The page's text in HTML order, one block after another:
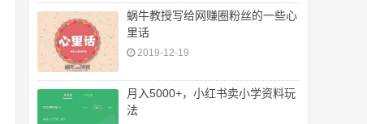
蜗牛教授写给网赚圈粉丝的一些心
里话
2019-12-19
月入5000+，小红书卖小学资料玩
法